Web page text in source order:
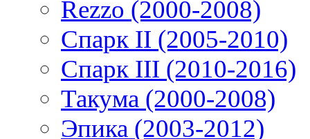
Rezzo (2000-2008)
Спарк II (2005-2010)
Спарк III (2010-2016)
Такума (2000-2008)
Эпика (2003-2012)